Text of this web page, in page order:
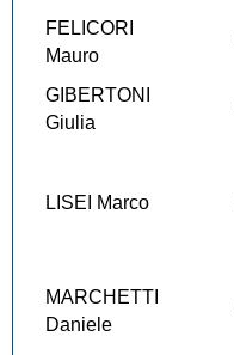
FELICORI
Mauro
GIBERTONI
Giulia
LISEI Marco
MARCHETTI
Daniele